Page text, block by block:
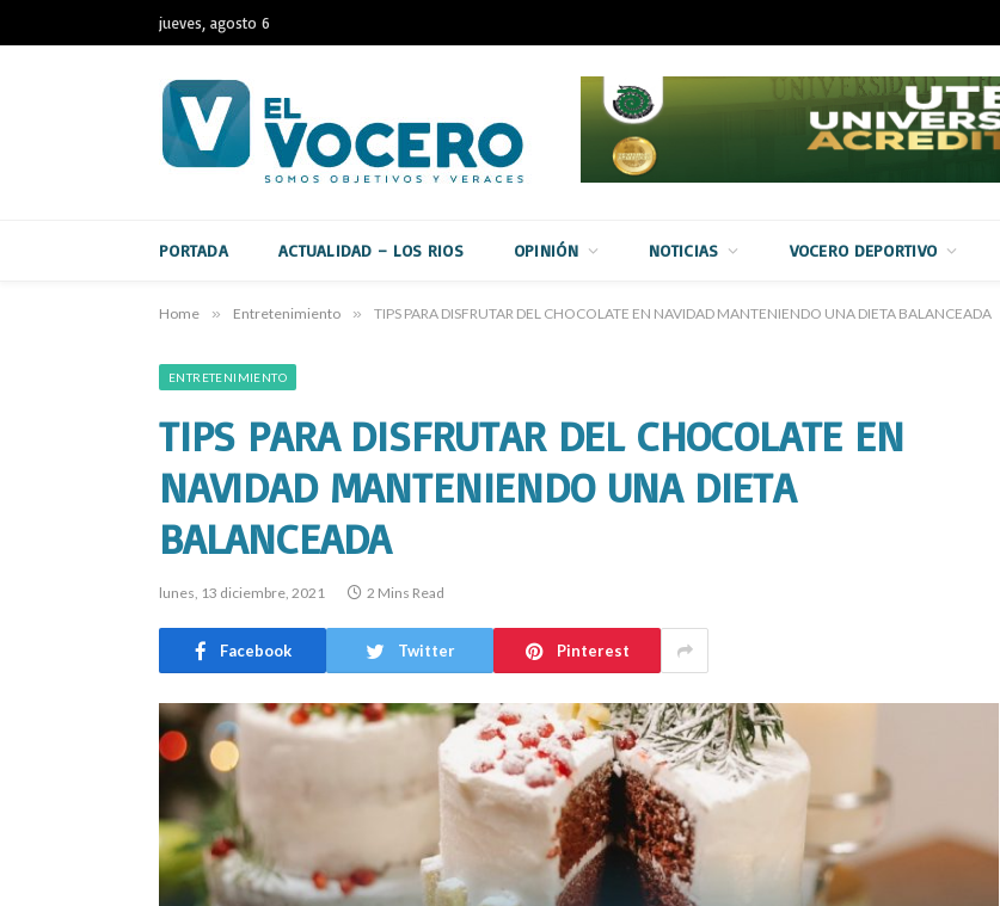
jueves, agosto 6
PORTADA ACTUALIDAD – LOS RIOS OPINIÓN NOTICIAS VOCERO DEPORTIVO
Home » Entretenimiento » TIPS PARA DISFRUTAR DEL CHOCOLATE EN NAVIDAD MANTENIENDO UNA DIETA BALANCEADA
ENTRETENIMIENTO
TIPS PARA DISFRUTAR DEL CHOCOLATE EN
NAVIDAD MANTENIENDO UNA DIETA
BALANCEADA
lunes, 13 diciembre, 2021 2 Mins Read
Facebook Twitter Pinterest